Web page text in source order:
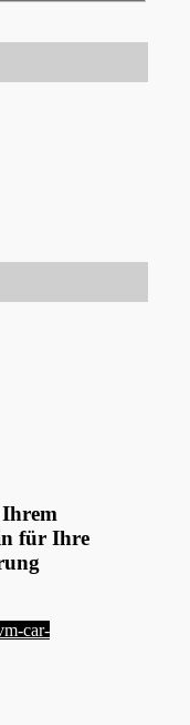
für Ihre
car-